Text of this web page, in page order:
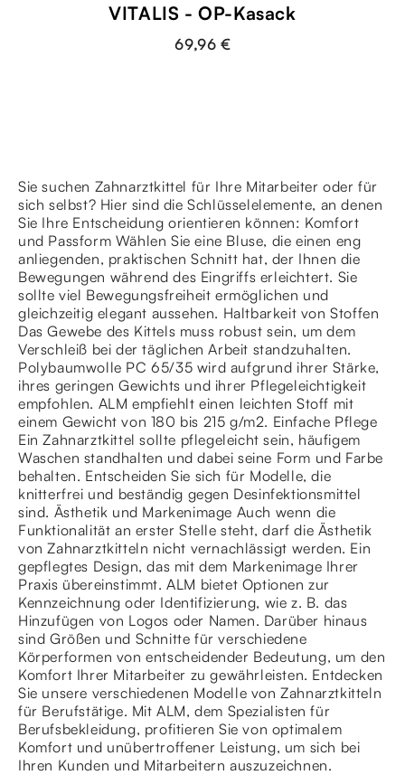
VITALIS - OP-Kasack
69,96 €
Sie suchen Zahnarztkittel für Ihre Mitarbeiter oder für
sich selbst? Hier sind die Schlüsselelemente, an denen
Sie Ihre Entscheidung orientieren können: Komfort
und Passform Wählen Sie eine Bluse, die einen eng
anliegenden, praktischen Schnitt hat, der Ihnen die
Bewegungen während des Eingriffs erleichtert. Sie
sollte viel Bewegungsfreiheit ermöglichen und
gleichzeitig elegant aussehen. Haltbarkeit von Stoffen
Das Gewebe des Kittels muss robust sein, um dem
Verschleiß bei der täglichen Arbeit standzuhalten.
Polybaumwolle PC 65/35 wird aufgrund ihrer Stärke,
ihres geringen Gewichts und ihrer Pflegeleichtigkeit
empfohlen. ALM empfiehlt einen leichten Stoff mit
einem Gewicht von 180 bis 215 g/m2. Einfache Pflege
Ein Zahnarztkittel sollte pflegeleicht sein, häufigem
Waschen standhalten und dabei seine Form und Farbe
behalten. Entscheiden Sie sich für Modelle, die
knitterfrei und beständig gegen Desinfektionsmittel
sind. Ästhetik und Markenimage Auch wenn die
Funktionalität an erster Stelle steht, darf die Ästhetik
von Zahnarztkitteln nicht vernachlässigt werden. Ein
gepflegtes Design, das mit dem Markenimage Ihrer
Praxis übereinstimmt. ALM bietet Optionen zur
Kennzeichnung oder Identifizierung, wie z. B. das
Hinzufügen von Logos oder Namen. Darüber hinaus
sind Größen und Schnitte für verschiedene
Körperformen von entscheidender Bedeutung, um den
Komfort Ihrer Mitarbeiter zu gewährleisten. Entdecken
Sie unsere verschiedenen Modelle von Zahnarztkitteln
für Berufstätige. Mit ALM, dem Spezialisten für
Berufsbekleidung, profitieren Sie von optimalem
Komfort und unübertroffener Leistung, um sich bei
Ihren Kunden und Mitarbeitern auszuzeichnen.